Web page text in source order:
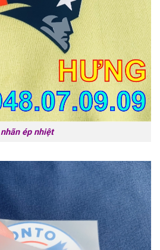
nhãn ép nhiệt